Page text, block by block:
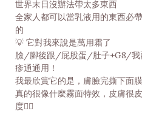
世界末日沒辦法帶太多東西
全家人都可以當乳液用的東西必
的
💡 它對我來說是萬用霜了
臉/腳後跟/屁股蛋/肚子+G8/我
疹通通用！
我最欣賞它的是，膚臉完撕下面
真的很像什麼霧面特效，皮膚很
度👍🏻